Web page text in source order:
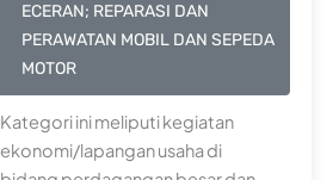
ECERAN; REPARASI DAN
PERAWATAN MOBIL DAN SEPEDA
MOTOR
Kategori ini meliputi kegiatan
ekonomi/lapangan usaha di